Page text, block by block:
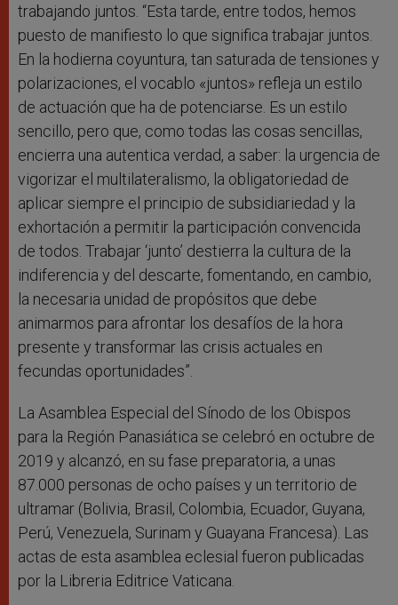
trabajando juntos. “Esta tarde, entre todos, hemos
puesto de manifiesto lo que significa trabajar juntos.
En la hodierna coyuntura, tan saturada de tensiones y
polarizaciones, el vocablo «juntos» refleja un estilo
de actuación que ha de potenciarse. Es un estilo
sencillo, pero que, como todas las cosas sencillas,
encierra una autentica verdad, a saber: la urgencia de
vigorizar el multilateralismo, la obligatoriedad de
aplicar siempre el principio de subsidiariedad y la
exhortación a permitir la participación convencida
de todos. Trabajar ‘junto’ destierra la cultura de la
indiferencia y del descarte, fomentando, en cambio,
la necesaria unidad de propósitos que debe
animarmos para afrontar los desafíos de la hora
presente y transformar las crisis actuales en
fecundas oportunidades”.
La Asamblea Especial del Sínodo de los Obispos
para la Región Panasiática se celebró en octubre de
2019 y alcanzó, en su fase preparatoria, a unas
87.000 personas de ocho países y un territorio de
ultramar (Bolivia, Brasil, Colombia, Ecuador, Guyana,
Perú, Venezuela, Surinam y Guayana Francesa). Las
actas de esta asamblea eclesial fueron publicadas
por la Libreria Editrice Vaticana.